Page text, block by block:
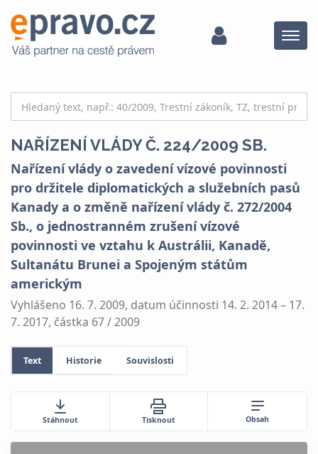
Menu
NAŘÍZENÍ VLÁDY Č. 224/2009 SB.
Nařízení vlády o zavedení vízové povinnosti
pro držitele diplomatických a služebních pasů
Kanady a o změně nařízení vlády č. 272/2004
Sb., o jednostranném zrušení vízové
povinnosti ve vztahu k Austrálii, Kanadě,
Sultanátu Brunei a Spojeným státům
americkým
Vyhlášeno 16. 7. 2009, datum účinnosti 14. 2. 2014 – 17.
7. 2017, částka 67 / 2009
Text Historie Souvislosti
Stáhnout Tisknout Obsah